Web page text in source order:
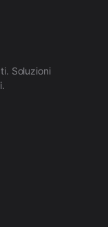
Soluzioni